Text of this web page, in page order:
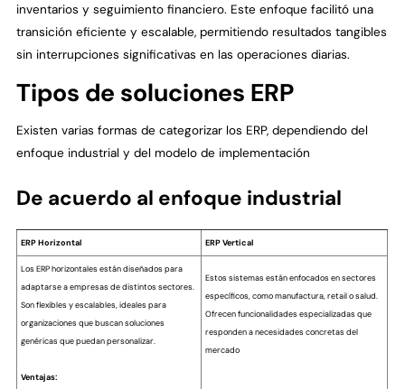
inventarios y seguimiento financiero. Este enfoque facilitó una
transición eficiente y escalable, permitiendo resultados tangibles
sin interrupciones significativas en las operaciones diarias.
Tipos de soluciones ERP
Existen varias formas de categorizar los ERP, dependiendo del
enfoque industrial y del modelo de implementación
De acuerdo al enfoque industrial
ERP Horizontal ERP Vertical
Los ERP horizontales están diseñados para
adaptarse a empresas de distintos sectores.
Son flexibles y escalables, ideales para
organizaciones que buscan soluciones
genéricas que puedan personalizar.
Ventajas:
Estos sistemas están enfocados en sectores
específicos, como manufactura, retail o salud.
Ofrecen funcionalidades especializadas que
responden a necesidades concretas del
mercado